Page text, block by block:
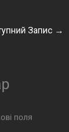
Запис →
поля